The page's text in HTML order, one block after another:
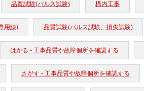
品質試験(パルス試験) 構内工事
用線) 品質試験(パルス試験、損失試験)
はかる - 工事品質や故障個所を確認する
さがす - 工事品質や故障個所を確認する